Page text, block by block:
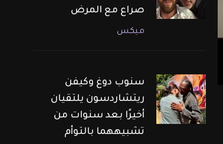
صراع مع المرض
ميكس
سنوب دوغ وكيفن
ريتشاردسون يلتقيان
أخيرًا بعد سنوات من
تشبيههما بالتوأم